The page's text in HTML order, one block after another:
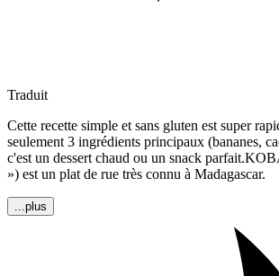
Traduit
Cette recette simple et sans gluten est super
seulement 3 ingrédients principaux (bananes,
c'est un dessert chaud ou un snack
») est un plat de rue très connu à Madagascar.
...plus